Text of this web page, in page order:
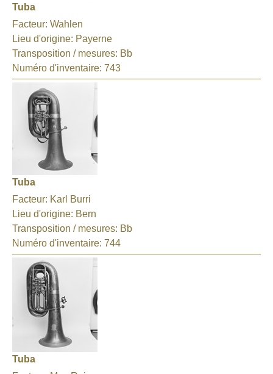
Tuba
Facteur: Wahlen
Lieu d'origine: Payerne
Transposition / mesures: Bb
Numéro d'inventaire: 743
Tuba
Facteur: Karl Burri
Lieu d'origine: Bern
Transposition / mesures: Bb
Numéro d'inventaire: 744
Tuba